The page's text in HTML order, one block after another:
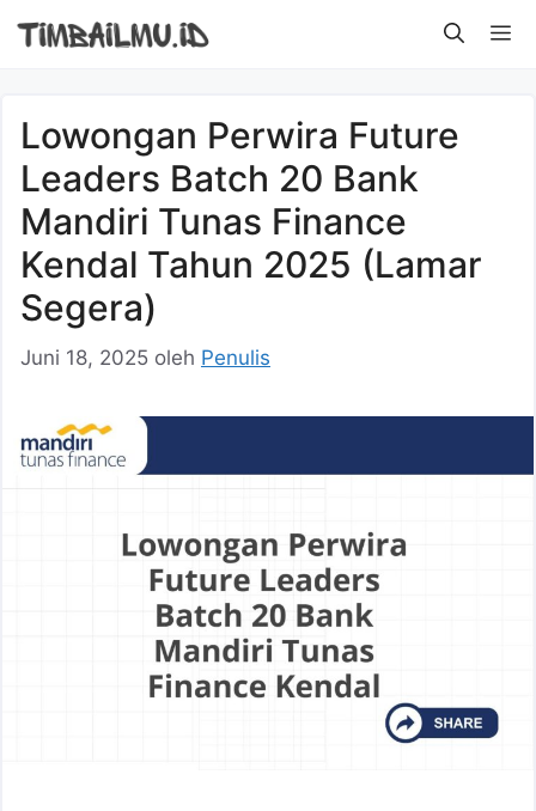
Lowongan Perwira Future
Leaders Batch 20 Bank
Mandiri Tunas Finance
Kendal Tahun 2025 (Lamar
Segera)
Juni 18, 2025 oleh Penulis